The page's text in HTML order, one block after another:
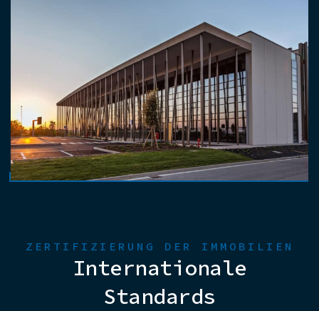
ZERTIFIZIERUNG DER IMMOBILIEN
Internationale
Standards